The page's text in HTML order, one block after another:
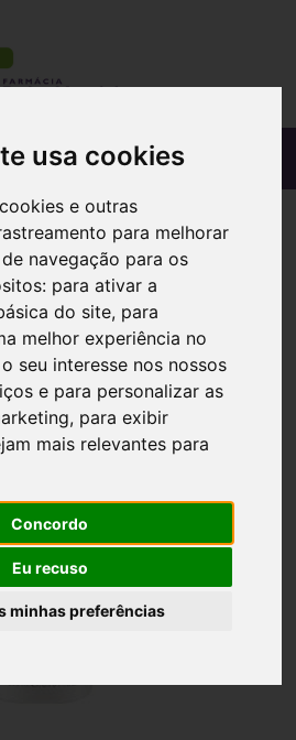
usa cookies
e outras
para melhorar
navegação para os
para ativar a
do site, para
melhor experiência no
seu interesse nos nossos
e para personalizar as
, para exibir
mais relevantes para
Concordo
Eu recuso
minhas preferências